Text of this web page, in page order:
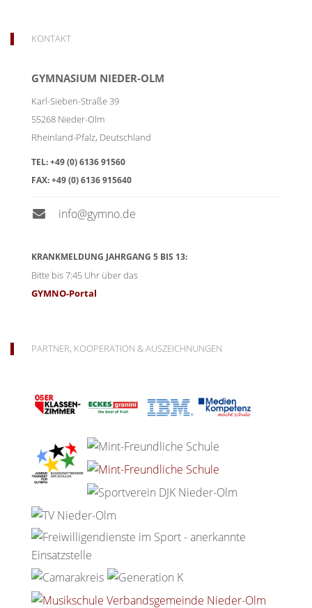
KONTAKT
GYMNASIUM NIEDER-OLM
Karl-Sieben-Straße 39
55268 Nieder-Olm
Rheinland-Pfalz, Deutschland
TEL:+49 (0) 6136 91560
FAX:+49 (0) 6136 915640
info@gymno.de
KRANKMELDUNG JAHRGANG 5 BIS 13:
Bitte bis 7:45 Uhr über das
GYMNO-Portal
PARTNER, KOOPERATION & AUSZEICHNUNGEN